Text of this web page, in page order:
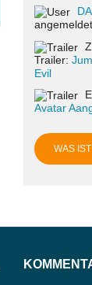
angemeldet.
Trailer:
Evil
Avatar
WAS